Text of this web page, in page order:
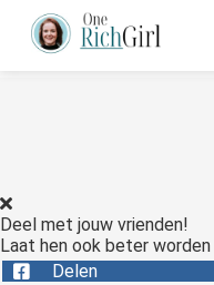
Deel met jouw vrienden!
Laat hen ook beter
Delen